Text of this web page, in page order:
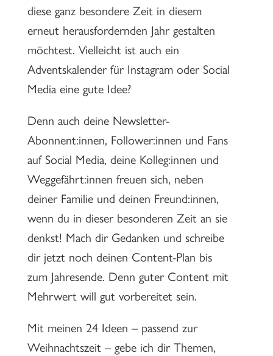
diese ganz besondere Zeit in diesem
erneut herausfordernden Jahr gestalten
möchtest. Vielleicht ist auch ein
Adventskalender für Instagram oder Social
Media eine gute Idee?
Denn auch deine Newsletter-
Abonnent:innen, Follower:innen und Fans
auf Social Media, deine Kolleg:innen und
Weggefährt:innen freuen sich, neben
deiner Familie und deinen Freund:innen,
wenn du in dieser besonderen Zeit an sie
denkst! Mach dir Gedanken und schreibe
dir jetzt noch deinen Content-Plan bis
zum Jahresende. Denn guter Content mit
Mehrwert will gut vorbereitet sein.
Mit meinen 24 Ideen – passend zur
Weihnachtszeit – gebe ich dir Themen,